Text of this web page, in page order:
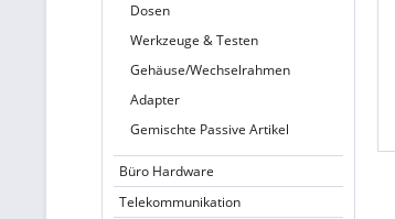
Dosen
Werkzeuge & Testen
Gehäuse/Wechselrahmen
Adapter
Gemischte Passive Artikel
Büro Hardware
Telekommunikation